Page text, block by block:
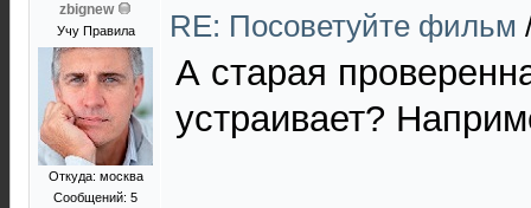
zbignew
Учу Правила
Откуда: москва
Сообщений: 5
RE: Посоветуйте фильм
А старая
устраивает?